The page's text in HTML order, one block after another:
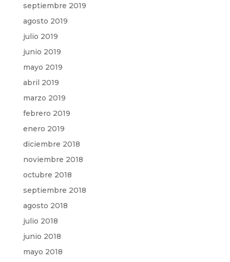
septiembre 2019
agosto 2019
julio 2019
junio 2019
mayo 2019
abril 2019
marzo 2019
febrero 2019
enero 2019
diciembre 2018
noviembre 2018
octubre 2018
septiembre 2018
agosto 2018
julio 2018
junio 2018
mayo 2018